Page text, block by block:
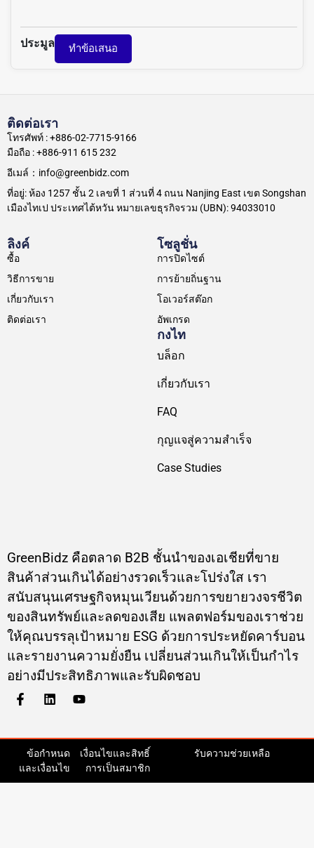
ประมูล ทำข้อเสนอ
GreenBidz คือตลาด B2B ชั้นนำของเอเชียที่ขาย
สินค้าส่วนเกินได้อย่างรวดเร็วและโปร่งใส เรา
สนับสนุนเศรษฐกิจหมุนเวียนด้วยการขยายวงจรชีวิต
ของสินทรัพย์และลดของเสีย แพลตฟอร์มของเราช่วย
ให้คุณบรรลุเป้าหมาย ESG ด้วยการประหยัดคาร์บอน
และรายงานความยั่งยืน เปลี่ยนส่วนเกินให้เป็นกำไร
อย่างมีประสิทธิภาพและรับผิดชอบ
โซลูชั่น
การปิดไซต์
การย้ายถิ่นฐาน
โอเวอร์สต๊อก
อัพเกรด
ลิงค์
ซื้อ
วิธีการขาย
เกี่ยวกับเรา
ติดต่อเรา
กงไท
บล็อก
เกี่ยวกับเรา
FAQ
กุญแจสู่ความสำเร็จ
Case Studies
ติดต่อเรา
โทรศัพท์ : +886-02-7715-9166
มือถือ : +886-911 615 232
อีเมล์：info@greenbidz.com
ที่อยู่: ห้อง 1257 ชั้น 2 เลขที่ 1 ส่วนที่ 4 ถนน Nanjing East เขต Songshan
เมืองไทเป ประเทศไต้หวัน หมายเลขธุรกิจรวม (UBN): 94033010
ข้อกำหนด
และเงื่อนไข
เงื่อนไขและสิทธิ์
การเป็นสมาชิก
รับความช่วยเหลือ